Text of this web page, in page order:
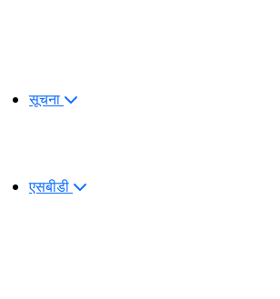
सूचना
एसबीडी